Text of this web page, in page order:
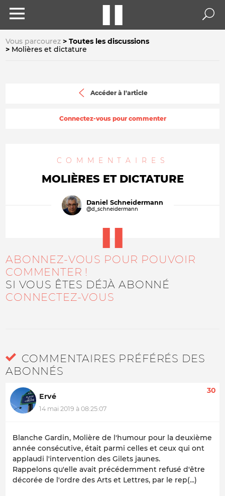
Vous parcourez
Toutes les discussions
Molières et dictature
Accéder à l'article
Connectez-vous pour commenter
COMMENTAIRES
MOLIÈRES ET DICTATURE
Daniel Schneidermann
@d_schneidermann
ABONNEZ-VOUS POUR POUVOIR
COMMENTER !
SI VOUS ÊTES DÉJÀ ABONNÉ
CONNECTEZ-VOUS
COMMENTAIRES PRÉFÉRÉS DES
ABONNÉS
Ervé
14 mai 2019 à 08:25:07
30
Blanche Gardin, Molière de l'humour pour la deuxième
année consécutive, était parmi celles et ceux qui ont
applaudi l'intervention des Gilets jaunes.
Rappelons qu'elle avait précédemment refusé d'être
décorée de l'ordre des Arts et Lettres, par le rep(...)